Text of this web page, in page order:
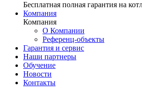
Бесплатная полная гарантия на
Компания
Компания
О Компании
Референц-объекты
Гарантия и сервис
Наши партнеры
Обучение
Новости
Контакты